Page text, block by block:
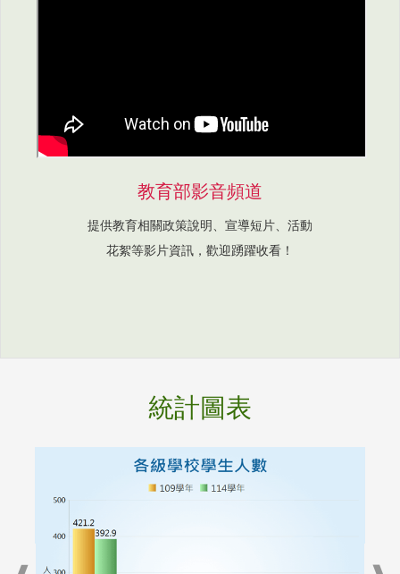
教育部影音頻道
提供教育相關政策說明、宣導短片、活動
花絮等影片資訊，歡迎踴躍收看！
統計圖表